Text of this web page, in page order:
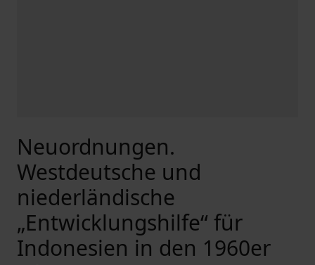
Neuordnungen.
Westdeutsche und
niederländische
„Entwicklungshilfe“ für
Indonesien in den 1960er